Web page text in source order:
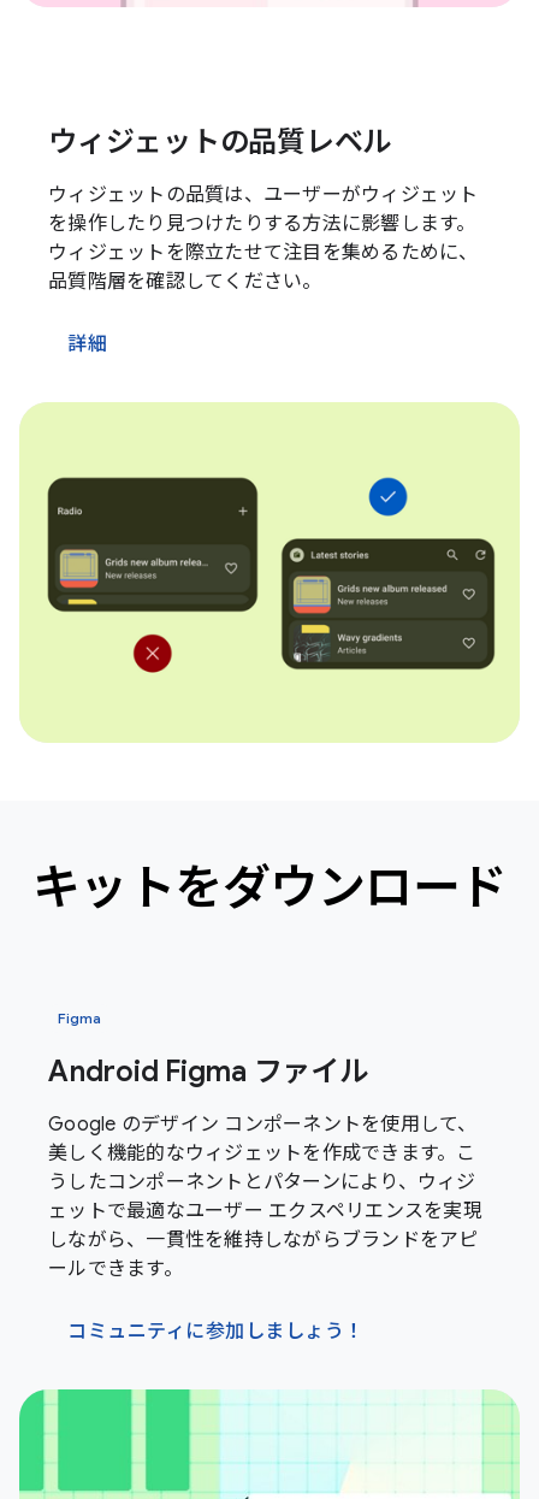
ウィジェットの品質レベル
ウィジェットの品質は、ユーザーがウィジェット
を操作したり見つけたりする方法に影響します。
ウィジェットを際立たせて注目を集めるために、
品質階層を確認してください。
詳細
キットをダウンロード
Figma
Android Figma ファイル
Google のデザイン コンポーネントを使用して、
美しく機能的なウィジェットを作成できます。こ
うしたコンポーネントとパターンにより、ウィジ
ェットで最適なユーザー エクスペリエンスを実現
しながら、一貫性を維持しながらブランドをアピ
ールできます。
コミュニティに参加しましょう！